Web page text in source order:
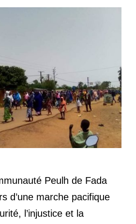
Peulh de Fada
d’une marche pacifique
l’injustice et la